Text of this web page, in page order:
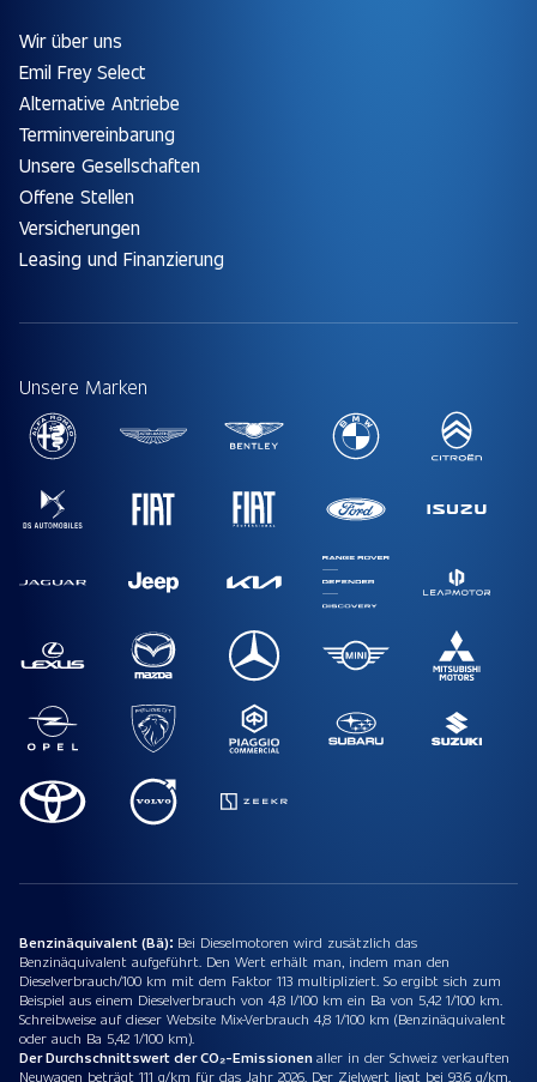
Wir über uns
Emil Frey Select
Alternative Antriebe
Terminvereinbarung
Unsere Gesellschaften
Offene Stellen
Versicherungen
Leasing und Finanzierung
Unsere Marken
Benzinäquivalent (Bä): Bei Dieselmotoren wird zusätzlich das
Benzinäquivalent aufgeführt. Den Wert erhält man, indem man den
Dieselverbrauch/100 km mit dem Faktor 113 multipliziert. So ergibt sich zum
Beispiel aus einem Dieselverbrauch von 4,8 l/100 km ein Ba von 5,42 1/100 km.
Schreibweise auf dieser Website Mix-Verbrauch 4,8 1/100 km (Benzinäquivalent
oder auch Ba 5,42 1/100 km).
Der Durchschnittswert der CO₂-Emissionenaller in der Schweiz verkauften
Neuwagen beträgt 111 g/km für das Jahr 2026. Der Zielwert liegt bei 93.6 g/km.